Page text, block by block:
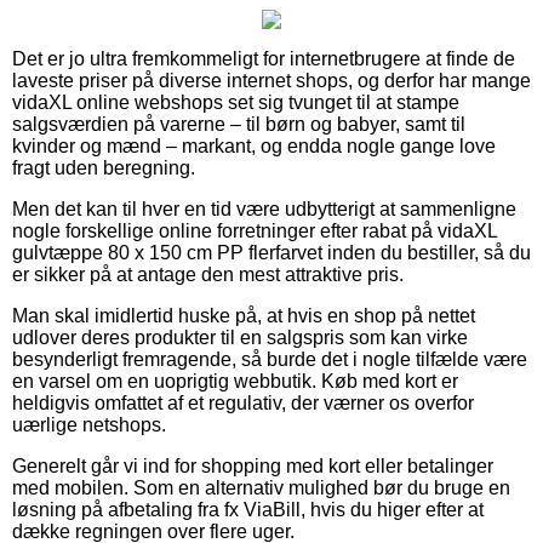
Det er jo ultra fremkommeligt for internetbrugere at finde de
laveste priser på diverse internet shops, og derfor har mange
vidaXL online webshops set sig tvunget til at stampe
salgsværdien på varerne – til børn og babyer, samt til
kvinder og mænd – markant, og endda nogle gange love
fragt uden beregning.
Men det kan til hver en tid være udbytterigt at sammenligne
nogle forskellige online forretninger efter rabat på vidaXL
gulvtæppe 80 x 150 cm PP flerfarvet inden du bestiller, så du
er sikker på at antage den mest attraktive pris.
Man skal imidlertid huske på, at hvis en shop på nettet
udlover deres produkter til en salgspris som kan virke
besynderligt fremragende, så burde det i nogle tilfælde være
en varsel om en uoprigtig webbutik. Køb med kort er
heldigvis omfattet af et regulativ, der værner os overfor
uærlige netshops.
Generelt går vi ind for shopping med kort eller betalinger
med mobilen. Som en alternativ mulighed bør du bruge en
løsning på afbetaling fra fx ViaBill, hvis du higer efter at
dække regningen over flere uger.